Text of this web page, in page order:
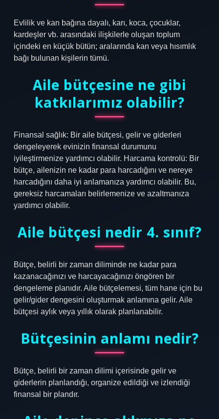
Evlilik ve kan bağına dayalı, karı, koca, çocuklar,
kardeşler vb. arasındaki ilişkilerle oluşan toplum
içindeki en küçük bütün; aralarında kan veya hısımlık
bağı bulunan kişilerin tümü.
Aile bütçesine ne gibi
katkılarımız olabilir?
Finansal sağlık: Bir aile bütçesi, gelir ve giderleri
dengeleyerek evinizin finansal durumunu
iyileştirmenize yardımcı olabilir. Harcama kontrolü: Bir
bütçe, ailenizin ne kadar para harcadığını ve nereye
harcadığını daha iyi anlamanıza yardımcı olabilir. Bu,
gereksiz harcamaları belirlemenize ve azaltmanıza
yardımcı olabilir.
Aile bütçesi nedir 4. sınıf?
Bütçe, belirli bir zaman diliminde ne kadar para
kazanacağınızı ve harcayacağınızı öngören bir
dengeleme planıdır. Aile bütçelemesi, tüm hane için bu
gelir/gider dengesini oluşturmak anlamına gelir. Aile
bütçesi aylık veya yıllık olarak planlanabilir.
Bütçesinin anlamı nedir?
Bütçe, belirli bir zaman dilimi içerisinde gelir ve
giderlerin planlandığı, organize edildiği ve izlendiği
finansal bir plandır.